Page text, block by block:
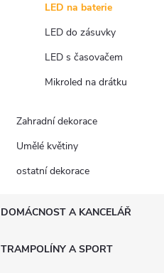
LED na baterie
LED do zásuvky
LED s časovačem
Mikroled na drátku
Zahradní dekorace
Umělé květiny
ostatní dekorace
DOMÁCNOST A KANCELÁŘ
TRAMPOLÍNY A SPORT